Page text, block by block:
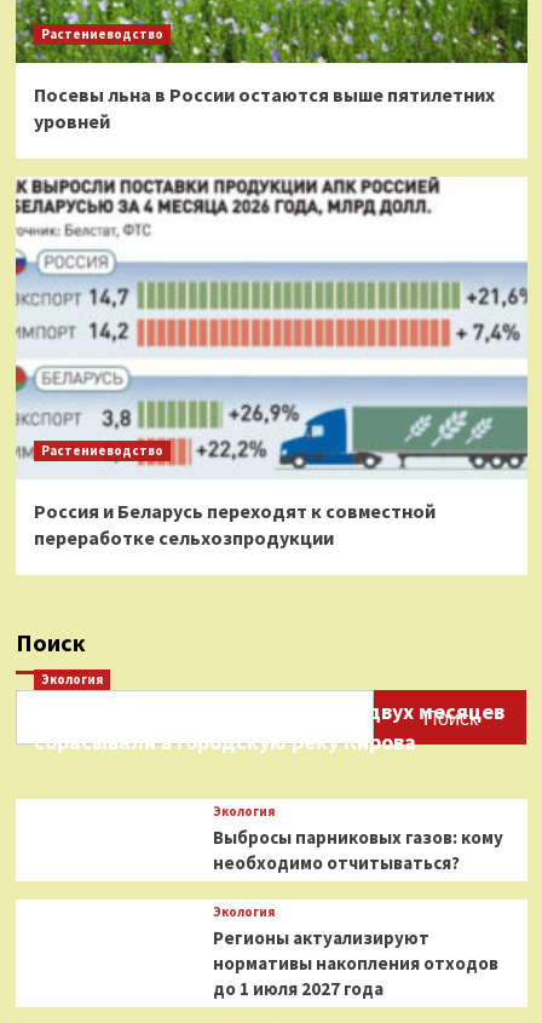
Растениеводство
Посевы льна в России остаются выше пятилетних
уровней
Растениеводство
Россия и Беларусь переходят к совместной
переработке сельхозпродукции
Поиск
Поиск
Экология
Нефтепродукты на протяжении двух месяцев
сбрасывали в городскую реку Кирова
Экология
Выбросы парниковых газов: кому
необходимо отчитываться?
Экология
Регионы актуализируют
нормативы накопления отходов
до 1 июля 2027 года